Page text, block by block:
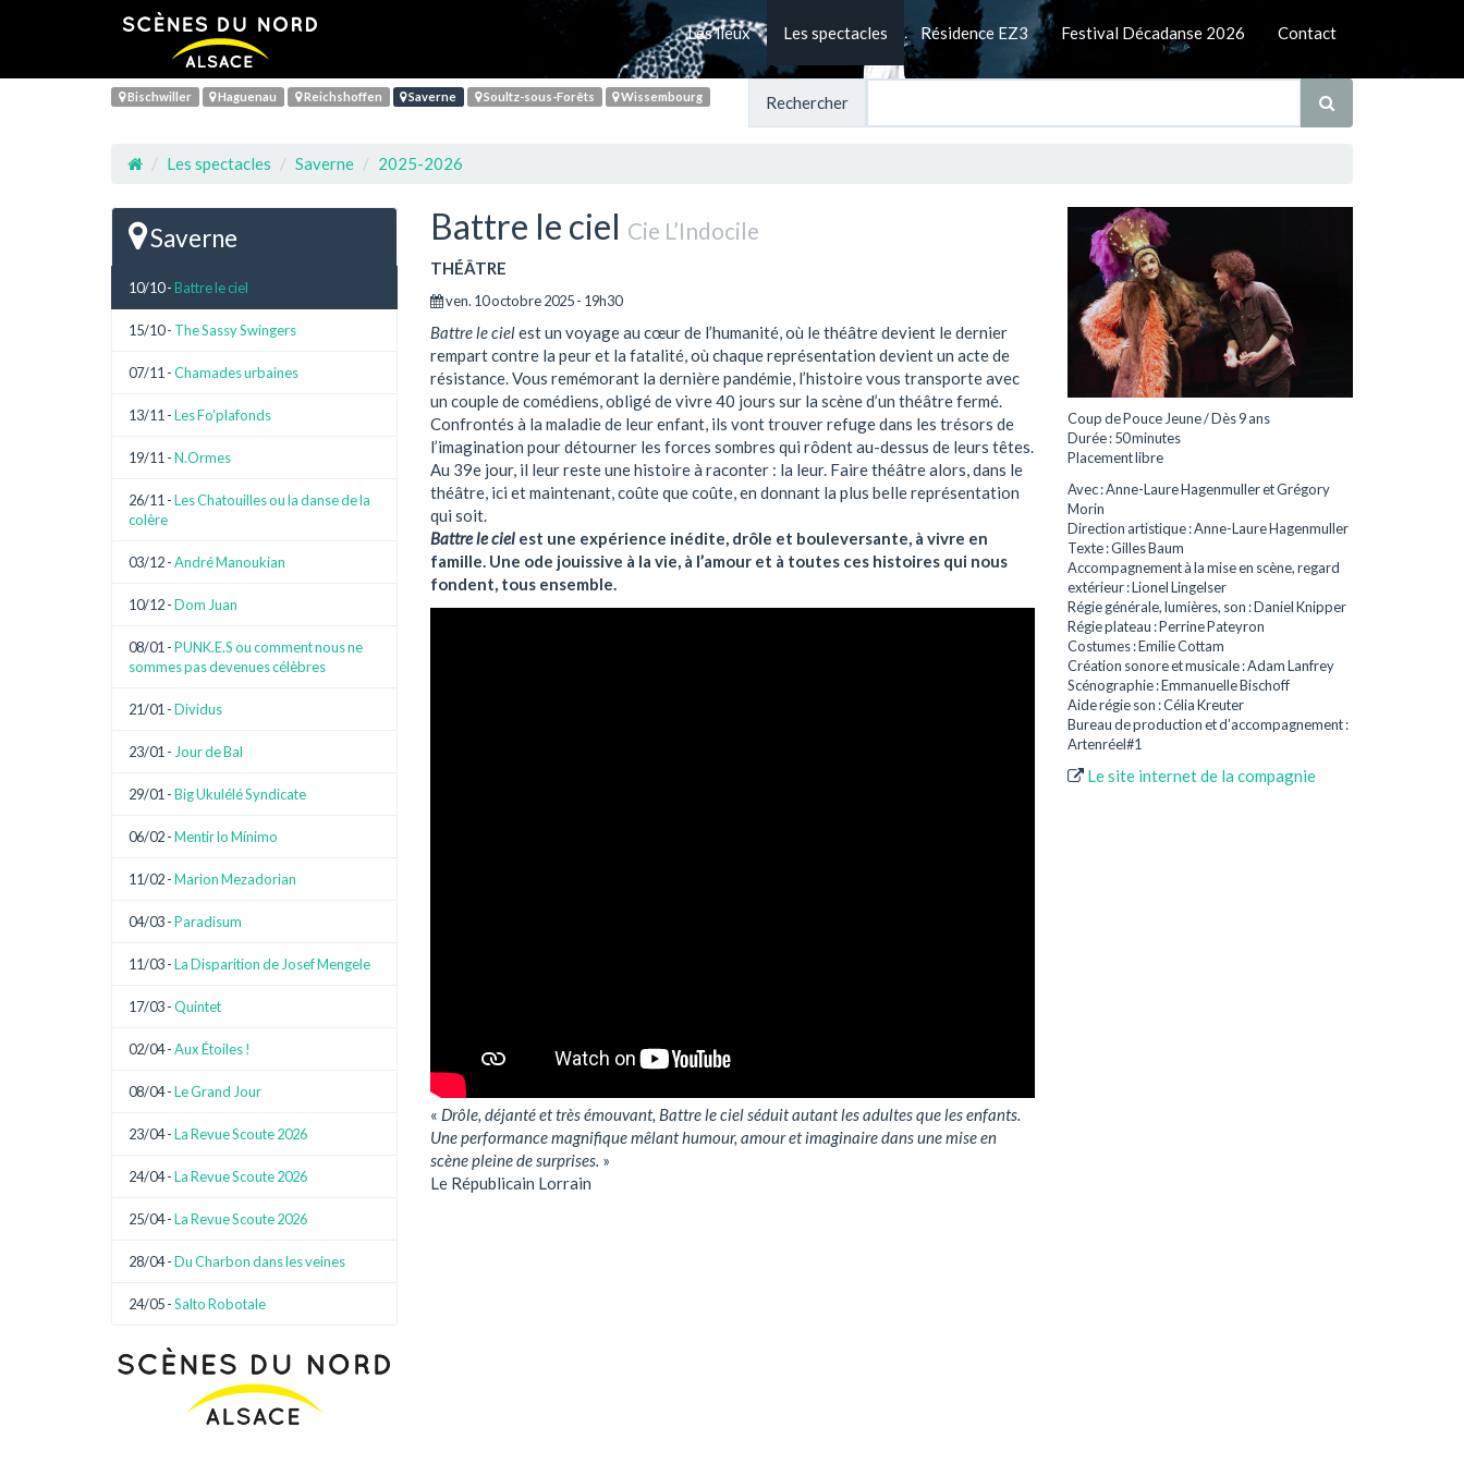
Les lieux Les spectacles Résidence EZ3 Festival Décadanse 2026 Contact
Bischwiller Haguenau Reichshoffen Saverne Soultz-sous-Forêts Wissembourg Rechercher
Les spectacles Saverne 2025-2026
Battre le ciel Cie L’Indocile
THÉÂTRE
ven. 10 octobre 2025 - 19h30
Battre le cielest un voyage au cœur de l’humanité, où le théâtre devient le dernier
rempart contre la peur et la fatalité, où chaque représentation devient un acte de
résistance. Vous remémorant la dernière pandémie, l’histoire vous transporte avec
un couple de comédiens, obligé de vivre 40 jours sur la scène d’un théâtre fermé.
Confrontés à la maladie de leur enfant, ils vont trouver refuge dans les trésors de
l’imagination pour détourner les forces sombres qui rôdent au-dessus de leurs têtes.
Au 39e jour, il leur reste une histoire à raconter : la leur. Faire théâtre alors, dans le
théâtre, ici et maintenant, coûte que coûte, en donnant la plus belle représentation
qui soit.
Battre le cielest une expérience inédite, drôle et bouleversante, à vivre en
famille. Une ode jouissive à la vie, à l’amour et à toutes ces histoires qui nous
fondent, tous ensemble.
« Drôle, déjanté et très émouvant, Battre le ciel séduit autant les adultes que les enfants.
Une performance magnifique mêlant humour, amour et imaginaire dans une mise en
scène pleine de surprises. »
Le Républicain Lorrain
Coup de Pouce Jeune / Dès 9 ans
Durée : 50 minutes
Placement libre
Avec : Anne-Laure Hagenmuller et Grégory
Morin
Direction artistique : Anne-Laure Hagenmuller
Texte : Gilles Baum
Accompagnement à la mise en scène, regard
extérieur : Lionel Lingelser
Régie générale, lumières, son : Daniel Knipper
Régie plateau : Perrine Pateyron
Costumes : Emilie Cottam
Création sonore et musicale : Adam Lanfrey
Scénographie : Emmanuelle Bischoff
Aide régie son : Célia Kreuter
Bureau de production et d’accompagnement :
Artenréel#1
Le site internet de la compagnie
Saverne
10/10 - Battre le ciel
15/10 - The Sassy Swingers
07/11 -Chamades urbaines
13/11 -Les Fo’plafonds
19/11 -N.Ormes
26/11 -Les Chatouilles ou la danse de la
colère
03/12 -André Manoukian
10/12 -Dom Juan
08/01 -PUNK.E.S ou comment nous ne
sommes pas devenues célèbres
21/01 -Dividus
23/01 - Jour de Bal
29/01 -Big Ukulélé Syndicate
06/02 -Mentir lo Mínimo
11/02 -Marion Mezadorian
04/03 -Paradisum
11/03 -La Disparition de Josef Mengele
17/03 -Quintet
02/04 -Aux Étoiles !
08/04 -Le Grand Jour
23/04 -La Revue Scoute 2026
24/04 -La Revue Scoute 2026
25/04 -La Revue Scoute 2026
28/04 -Du Charbon dans les veines
24/05 -Salto Robotale